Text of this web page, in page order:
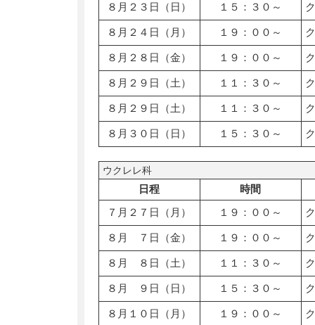
８月２３日（日） １５：３０～
８月２４日（月） １９：００～
８月２８日（金） １９：００～
８月２９日（土） １１：３０～
８月２９日（土） １１：３０～
８月３０日（日） １５：３０～
ウクレレ科
日程
時間
７月２７日（月）
１９：００～
８月 ７日（金） １９：００～
８月 ８日（土） １１：３０～
８月 ９日（日） １５：３０～
８月１０日（月） １９：００～